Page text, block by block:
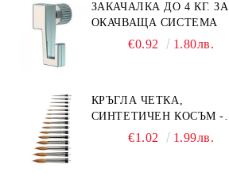
ЗАКАЧАЛКА ДО 4 КГ. ЗА
ОКАЧВАЩА СИСТЕМА
€0.92 1.80лв.
КРЪГЛА ЧЕТКА,
СИНТЕТИЧЕН КОСЪМ -
MILLENIUM 211 - №0
€1.02 1.99лв.